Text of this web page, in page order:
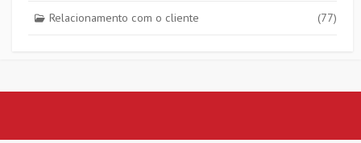
Relacionamento com o cliente (77)